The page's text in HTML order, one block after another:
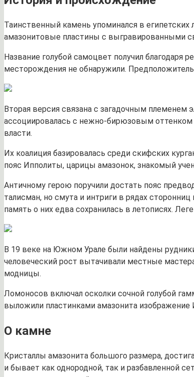
Таинственный камень упоминался в
амазонитовые пластины с выгравированными
Название голубой самоцвет получил благодаря
месторождения не обнаружили.
Вторая версия связана с загадочным
ассоциировалась с нежно-бирюзовым
власти.
Их коалиция базировалась среди скифских
пояс Ипполиты, царицы амазонок, знакомый
Античному герою поручили достать пояс
талисман, но смута и интриги в рядах
память о них едва сохранилась в летописях.
В 19 веке на Южном Урале были найдены
человеческий рост вытачивали местные
модницы.
Ломоносов включал осколки сочной голубой
выложили пластинками амазонита изображение
О камне
Кристаллы амазонита большого размера,
и бывает как однородной, так и разбавленной